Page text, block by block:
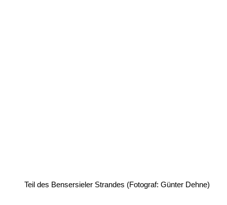
Teil des Bensersieler Strandes (Fotograf: Günter Dehne)